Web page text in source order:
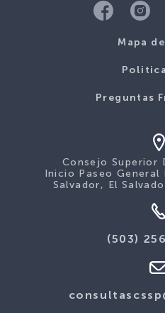
Mapa
Preguntas
Consejo Superior
Inicio Paseo General
Salvador, El
(503)